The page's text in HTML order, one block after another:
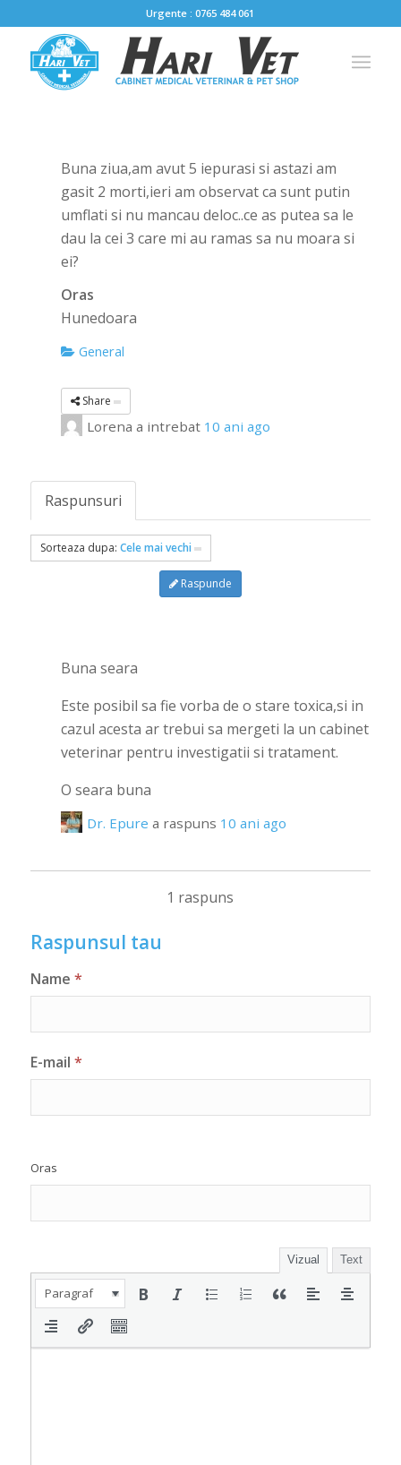
Urgente : 0765 484 061
Buna ziua,am avut 5 iepurasi si astazi am
gasit 2 morti,ieri am observat ca sunt putin
umflati si nu mancau deloc..ce as putea sa le
dau la cei 3 care mi au ramas sa nu moara si
ei?
Oras
Hunedoara
General
Share
Lorena a intrebat 10 ani ago
Raspunsuri
Sorteaza dupa: Cele mai vechi
Raspunde
Buna seara
Este posibil sa fie vorba de o stare toxica,si in
cazul acesta ar trebui sa mergeti la un cabinet
veterinar pentru investigatii si tratament.
O seara buna
Dr. Epure a raspuns 10 ani ago
1 raspuns
Raspunsul tau
Name *
E-mail *
Oras
Vizual Text
Paragraf